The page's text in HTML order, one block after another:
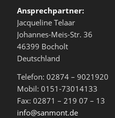
Ansprechpartner:
Jacqueline Telaar
Johannes-Meis-Str. 36
46399 Bocholt
Deutschland
Telefon: 02874 – 9021920
Mobil: 0151-73014133
Fax: 02871 – 219 07 – 13
info@sanmont.de